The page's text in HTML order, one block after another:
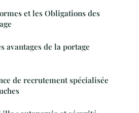
et les Obligations des
avantages de la portage
de recrutement spécialisée